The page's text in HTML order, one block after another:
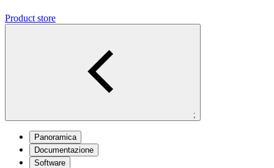
Product store
;
Panoramica
Documentazione
Software